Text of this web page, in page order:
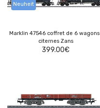
Neuheit
Marklin 47546 coffret de 6 wagons-
citernes Zans
399.00€